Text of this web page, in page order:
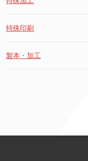
特殊印刷
製本・加工